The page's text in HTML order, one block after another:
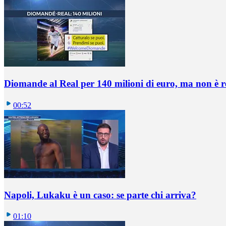
Diomande al Real per 140 milioni di euro, ma non è
00:52
Napoli, Lukaku è un caso: se parte chi arriva?
01:10